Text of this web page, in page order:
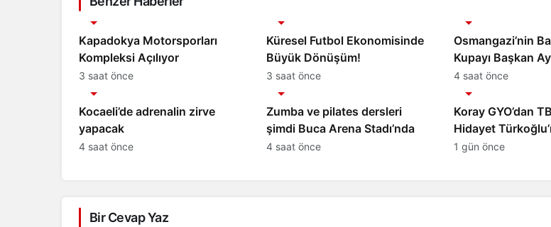
Kapadokya Motorsporları
Kompleksi Açılıyor
3 saat önce
Küresel Futbol Ekonomisinde
Büyük Dönüşüm!
3 saat önce
Osmangazi’nin
Kupayı Başkan
Paylaştı
4 saat önce
Kocaeli’de adrenalin zirve
yapacak
Spor
4 saat önce
Zumba ve pilates dersleri
şimdi Buca Arena Stadı’nda
Spor
4 saat önce
Koray GYO’dan
Hidayet
Spor
1 gün önce
Bir Cevap Yaz